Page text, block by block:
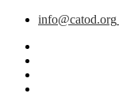
info@catod.org